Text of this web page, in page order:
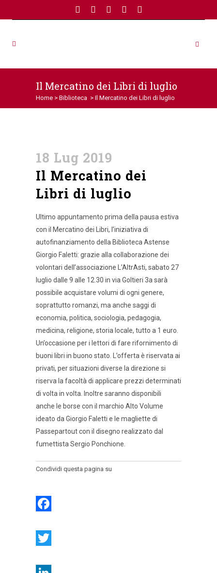
Il Mercatino dei Libri di luglio
Home > Biblioteca > Il Mercatino dei Libri di luglio
18 Lug 2019
Il Mercatino dei
Libri di luglio
Ultimo appuntamento prima della pausa estiva
con il Mercatino dei Libri, l’iniziativa di
autofinanziamento della Biblioteca Astense
Giorgio Faletti: grazie alla collaborazione dei
volontari dell’associazione L’AltrAsti, sabato 27
luglio dalle 9 alle 12.30 in via Goltieri 3a sarà
possibile acquistare volumi di ogni genere,
soprattutto romanzi, ma anche saggi di
economia, politica, sociologia, pedagogia,
medicina, religione, storia locale, tutto a 1 euro.
Un’occasione per i lettori di fare rifornimento di
buoni libri in buono stato. L’offerta è riservata ai
privati, per situazioni diverse la direzione si
riserva la facoltà di applicare prezzi determinati
di volta in volta. Inoltre saranno disponibili
anche le borse con il marchio Alto Volume
ideato da Giorgio Faletti e le magliette di
Passepartout con il disegno realizzato dal
fumettista Sergio Ponchione.
Condividi questa pagina su